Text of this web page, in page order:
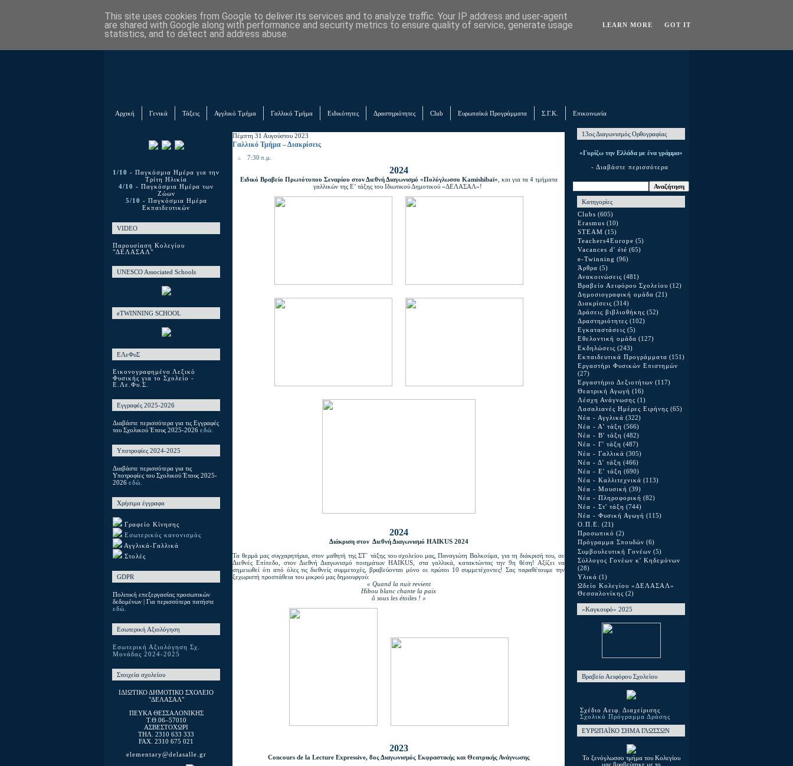
Αρχική Γενικά Τάξεις Αγγλικό Τμήμα Γαλλικό Τμήμα Ειδικότητες Δραστηριότητες Club Ευρωπαϊκά Προγράμματα Σ.Γ.Κ. Επικοινωνία
1/10 - Παγκόσμια Ημέρα για την
Τρίτη Ηλικία
4/10 - Παγκόσμια Ημέρα των
Ζώων
5/10 - Παγκόσμια Ημέρα
Εκπαιδευτικών
VIDEO
Παρουσίαση Κολεγίου
"ΔΕΛΑΣΑΛ"
UNESCO Associated Schools
eTWINNING SCHOOL
ΕΛεΦυΣ
Εικονογραφημένο Λεξικό
Φυσικής για το Σχολείο -
Ε.Λε.Φυ.Σ.
Εγγραφές 2025-2026
Διαβάστε περισσότερα για τις Εγγραφές
του Σχολικού Έτους 2025-2026 εδώ.
Υποτροφίες 2024-2025
Διαβάστε περισσότερα για τις
Υποτροφίες του Σχολικού Έτους 2025-
2026 εδώ.
Χρήσιμα έγγραφα
Γραφείο Κίνησης
Εσωτερικός κανονισμός
Αγγλικά-Γαλλικά
Στολές
GDPR
Πολιτική επεξεργασίας προσωπικών
δεδομένων | Για περισσότερα πατήστε
εδώ.
Εσωτερική Αξιολόγηση
Εσωτερική Αξιολόγηση Σχ.
Μονάδας 2024-2025
Στοιχεία σχολείου
ΙΔΙΩΤΙΚΟ ΔΗΜΟΤΙΚΟ ΣΧΟΛΕΙΟ
"ΔΕΛΑΣΑΛ"
ΠΕΥΚΑ ΘΕΣΣΑΛΟΝΙΚΗΣ
T.Θ.06–57010
ΑΣΒΕΣΤΟΧΩΡΙ
ΤΗΛ. 2310 633 333
FAX. 2310 675 021
elementary@delasalle.gr
Πέμπτη 31 Αυγούστου 2023
Γαλλικό Τμήμα – Διακρίσεις
7:30 π.μ.
2024
Ειδικό Βραβείο Πρωτότυπου Σεναρίου στον Διεθνή Διαγωνισμό «Πολύγλωσσο Kamishibaï» , και για τα 4 τμήματα
γαλλικών της Ε’ τάξης του Ιδιωτικού Δημοτικού «ΔΕΛΑΣΑΛ»!
2024
Διάκριση στον Διεθνή Διαγωνισμό HAIKUS 2024
Τα θερμά μας συγχαρητήρια, στον μαθητή της ΣΤ΄ τάξης του σχολείου μας, Παναγιώτη Βαλκούμα, για τη διάκρισή του, σε
Διεθνές Επίπεδο, στον Διεθνή Διαγωνισμό ποιημάτων ΗΑΙΚUS, στα γαλλικά, κατακτώντας την 9η θέση! Αξίζει να
σημειωθεί ότι από όλες τις διεθνείς συμμετοχές, βραβεύονται μόνο οι πρώτοι 10 συμμετέχοντες! Σας παραθέτουμε την
ξεχωριστή προσπάθεια του μικρού μας δημιουργού:
« Quand la nuit revient
Hibou blanc chante la paix
ô sous les étoiles ! »
2023
Concours de la Lecture Expressive, 8ος Διαγωνισμός Εκφραστικής και Θεατρικής Ανάγνωσης
13ος Διαγωνισμός Ορθογραφίας
«Γυρίζω την Ελλάδα με ένα γράμμα»
- Διαβάστε περισσότερα
Κατηγορίες
Clubs (605)
Erasmus (10)
STEAM (15)
Teachers4Europe (5)
Vacances d' été (65)
e-Twinning (96)
Άρθρα (5)
Ανακοινώσεις (481)
Βραβείο Αειφόρου Σχολείου (12)
Δημοσιογραφική ομάδα (21)
Διακρίσεις (314)
Δράσεις βιβλιοθήκης (52)
Δραστηριότητες (102)
Εγκαταστάσεις (5)
Εθελοντική ομάδα (127)
Εκδηλώσεις (243)
Εκπαιδευτικά Προγράμματα (151)
Εργαστήρι Φυσικών Επιστημών
(27)
Εργαστήριο Δεξιοτήτων (117)
Θεατρική Αγωγή (16)
Λέσχη Ανάγνωσης (1)
Λασαλιανές Ημέρες Ειρήνης (65)
Νέα - Αγγλικά (322)
Νέα - Α' τάξη (566)
Νέα - Β' τάξη (482)
Νέα - Γ' τάξη (487)
Νέα - Γαλλικά (305)
Νέα - Δ' τάξη (466)
Νέα - Ε' τάξη (690)
Νέα - Καλλιτεχνικά (113)
Νέα - Μουσική (39)
Νέα - Πληροφορική (82)
Νέα - Στ' τάξη (744)
Νέα - Φυσική Αγωγή (115)
Ο.Π.Ε. (21)
Προσωπικό (2)
Πρόγραμμα Σπουδών (6)
Συμβουλευτική Γονέων (5)
Σύλλογος Γονέων κ' Κηδεμόνων
(28)
Υλικά (1)
Ωδείο Κολεγίου «ΔΕΛΑΣΑΛ»
Θεσσαλονίκης (2)
«Καγκουρό» 2025
Βραβείο Αειφόρου Σχολείου
Σχέδιο Αειφ. Διαχείρισης
Σχολικό Πρόγραμμα Δράσης
ΕΥΡΩΠΑΪΚΟ ΣΗΜΑ ΓΛΩΣΣΩΝ
Το ξενόγλωσσο τμήμα του Κολεγίου
This site uses cookies from Google to deliver its services and to analyze traffic. Your IP address and user-agent
are shared with Google along with performance and security metrics to ensure quality of service, generate usage
statistics, and to detect and address abuse.
LEARN MORE GOT IT